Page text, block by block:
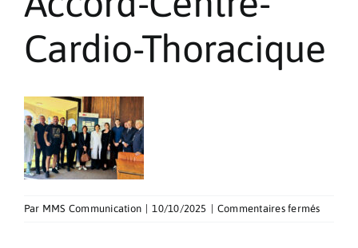
Contact
Cardio-Thoracique
Par MMS Communication 10/10/2025 Commentaires ferméssur